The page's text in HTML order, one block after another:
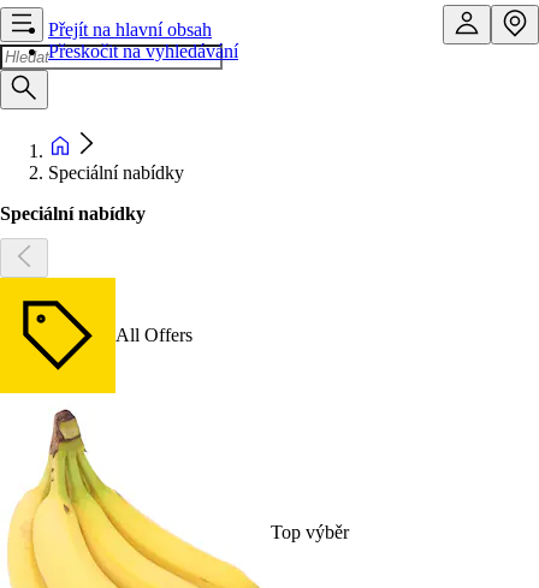
Přejít na hlavní obsah
Přeskočit na vyhledávání
Speciální nabídky
Speciální nabídky
All Offers
Top výběr